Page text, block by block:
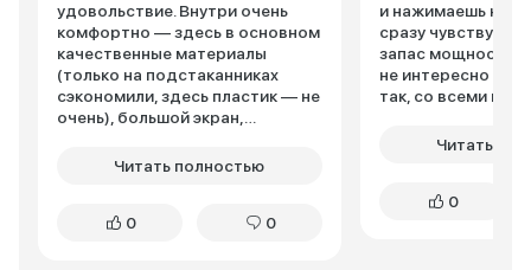
удовольствие. Внутри очень
комфортно — здесь в основном
качественные материалы
(только на подстаканниках
сэкономили, здесь пластик — не
очень), большой экран,
Приборная панель не пафосная,
использования. И еще не
Читать полностью
0 0
и нажимаешь на
сразу
запас мощности,
не интересно
так, со всеми в
искать все время
Рулевое
Читать
0